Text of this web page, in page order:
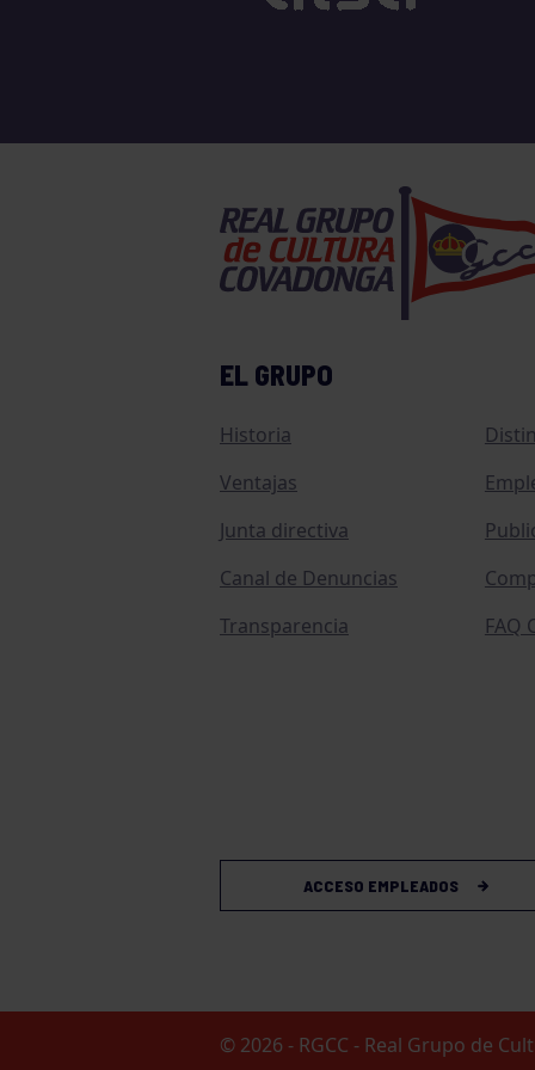
EL GRUPO
Historia
Ventajas
Junta directiva
Canal de Denuncias
Transparencia
FAQ
ACCESO EMPLEADOS
© 2026 - RGCC - Real Grupo de